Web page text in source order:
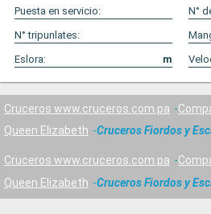
Puesta en servicio:
N°
N° tripunlates:
Eslora:
m
Cruceros www.cruceros.com.pa
Queen Elizabeth
Cruceros Fiordos y
Cruceros www.cruceros.com.pa
Queen Elizabeth
Cruceros Fiordos y